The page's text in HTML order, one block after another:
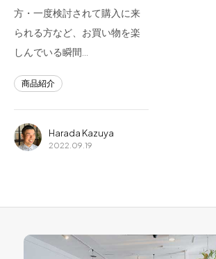
熊本店
Arv
方・一度検討されて購入に来
られる方など、お買い物を楽
しんでいる瞬間…
商品紹介
Harada Kazuya
2022.09.19